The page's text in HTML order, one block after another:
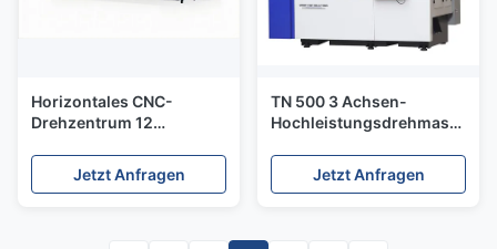
Horizontales CNC-
Drehzentrum 12
angetriebenes Werkzeug
Jetzt Anfragen
TN 500 3 Achsen-
Hochleistungsdrehmaschine
Jetzt Anfragen